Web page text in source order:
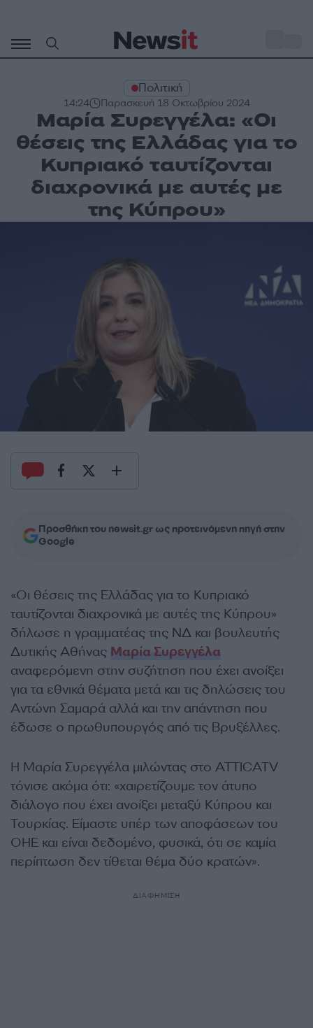
περιεχόμενο
Πολιτική
14:24 Παρασκευή 18 Οκτωβρίου 2024
Μαρία Συρεγγέλα: «Οι
θέσεις της Ελλάδας για το
Κυπριακό ταυτίζονται
διαχρονικά με αυτές με
της Κύπρου»
Προσθήκη του newsit.gr ως προτεινόμενη πηγή στην
Google
«Οι θέσεις της Ελλάδας για το Κυπριακό
ταυτίζονται διαχρονικά με αυτές της Κύπρου»
δήλωσε η γραμματέας της ΝΔ και βουλευτής
Δυτικής Αθήνας Μαρία Συρεγγέλα
αναφερόμενη στην συζήτηση που έχει ανοίξει
για τα εθνικά θέματα μετά και τις δηλώσεις του
Αντώνη Σαμαρά αλλά και την απάντηση που
έδωσε ο πρωθυπουργός από τις Βρυξέλλες.
Η Μαρία Συρεγγέλα μιλώντας στο ATTICATV
τόνισε ακόμα ότι: «χαιρετίζουμε τον άτυπο
διάλογο που έχει ανοίξει μεταξύ Κύπρου και
Τουρκίας. Είμαστε υπέρ των αποφάσεων του
ΟΗΕ και είναι δεδομένο, φυσικά, ότι σε καμία
περίπτωση δεν τίθεται θέμα δύο κρατών».
ΔΙΑΦΗΜΙΣΗ